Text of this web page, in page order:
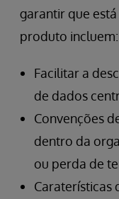
garantir que
produto incluem:
Facilitar a
de dados
Convenções
dentro da
ou perda de
Caraterísticas